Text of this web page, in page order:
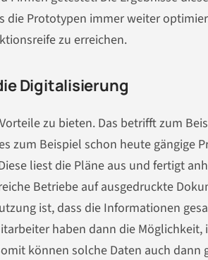
die Prototypen immer weiter
zu erreichen.
Digitalisierung
zu bieten. Das betrifft zum
zum Beispiel schon heute gängige
liest die Pläne aus und fertigt
Betriebe auf ausgedruckte
ist, dass die Informationen
haben dann die
können solche Daten auch dann